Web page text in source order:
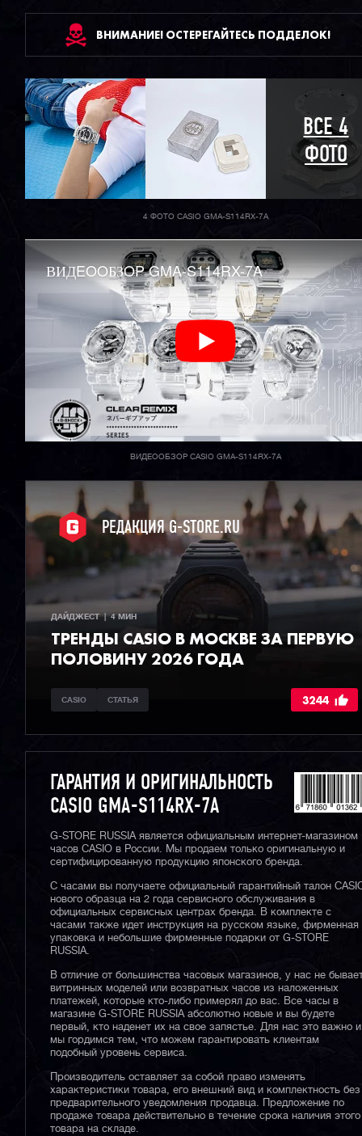
ВНИМАНИЕ! ОСТЕРЕГАЙТЕСЬ ПОДДЕЛОК!
ВСЕ 4
ФОТО
4 ФОТО CASIO GMA-S114RX-7A
ВИДEOOБЗOP GMA-S114RX-7A
ВИДЕООБЗОР CASIO GMA-S114RX-7A
РЕДАКЦИЯ G-STORE.RU
ДАЙДЖЕСТ  |  4 МИН
ТРЕНДЫ CASIO В МОСКВЕ ЗА ПЕРВУЮ
ПОЛОВИНУ 2026 ГОДА
CASIO СТАТЬЯ 3244
ГАРАНТИЯ И ОРИГИНАЛЬНОСТЬ
CASIO GMA-S114RX-7A
G-STORE RUSSIA является официальным интернет-магазином
часов CASIO в России. Мы продаем только оригинальную и
сертифицированную продукцию японского бренда.
С часами вы получаете официальный гарантийный талон
нового образца на 2 года сервисного обслуживания в
официальных сервисных центрах бренда. В комплекте с
часами также идет инструкция на русском языке, фирменная
упаковка и небольшие фирменные подарки от G-STORE
RUSSIA.
В отличие от большинства часовых магазинов, у нас не
витринных моделей или возвратных часов из наложенных
платежей, которые кто-либо примерял до вас. Все часы в
магазине G-STORE RUSSIA абсолютно новые и вы будете
первый, кто наденет их на свое запястье. Для нас это важно и
мы гордимся тем, что можем гарантировать клиентам
подобный уровень сервиса.
Производитель оставляет за собой право изменять
характеристики товара, его внешний вид и комплектность без
предварительного уведомления продавца. Предложение по
продаже товара действительно в течение срока наличия этого
товара на складе.